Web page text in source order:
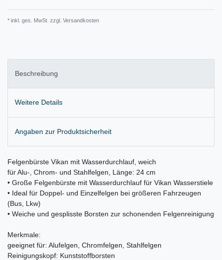
* inkl. ges. MwSt. zzgl. Versandkosten
Beschreibung
Weitere Details
Angaben zur Produktsicherheit
Felgenbürste Vikan mit Wasserdurchlauf, weich
für Alu-, Chrom- und Stahlfelgen, Länge: 24 cm
• Große Felgenbürste mit Wasserdurchlauf für Vikan Wasserstiele
• Ideal für Doppel- und Einzelfelgen bei größeren Fahrzeugen
(Bus, Lkw)
• Weiche und gesplisste Borsten zur schonenden Felgenreinigung
Merkmale:
geeignet für: Alufelgen, Chromfelgen, Stahlfelgen
Reinigungskopf: Kunststoffborsten